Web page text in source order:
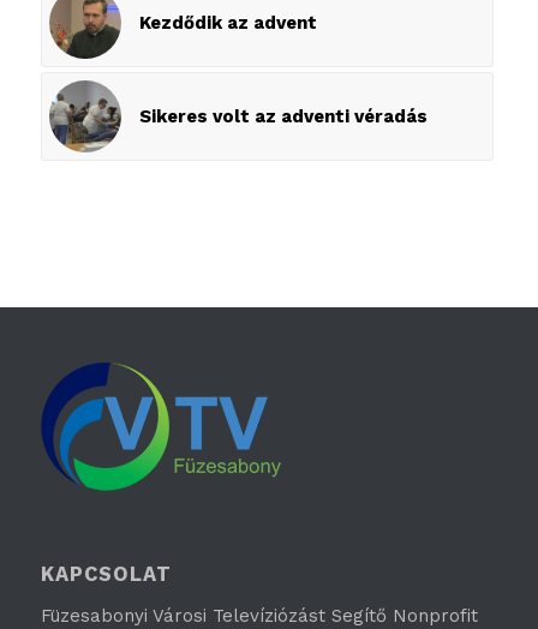
Kezdődik az advent
Sikeres volt az adventi véradás
KAPCSOLAT
Füzesabonyi Városi Televíziózást Segítő Nonprofit